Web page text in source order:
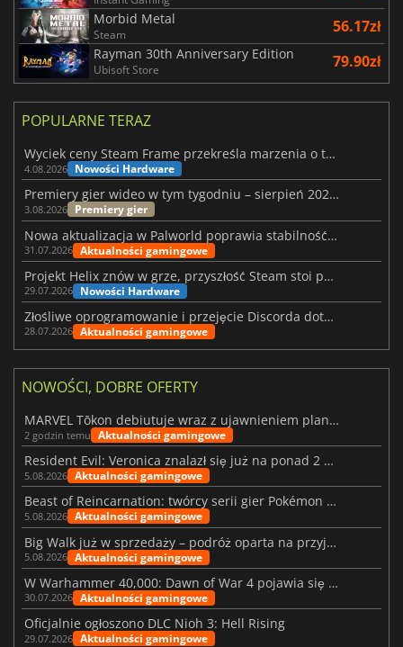
Morbid Metal
Steam 56.17zł
Rayman 30th Anniversary Edition
Ubisoft Store 79.90zł
POPULARNE TERAZ
Wyciek ceny Steam Frame przekreśla marzenia o tanim zestawie VR
4.08.2026 Nowości Hardware
Premiery gier wideo w tym tygodniu – sierpień 2026 r. (32. tydzień)
3.08.2026 Premiery gier
Nowa aktualizacja w Palworld poprawia stabilność Sunreach i walk z bossami
31.07.2026 Aktualności gamingowe
Projekt Helix znów w grze, przyszłość Steam stoi pod znakiem zapytania
29.07.2026 Nowości Hardware
Złośliwe oprogramowanie i przejęcie Discorda dotknęły Meccha Chameleon
28.07.2026 Aktualności gamingowe
NOWOŚCI, DOBRE OFERTY
MARVEL Tōkon debiutuje wraz z ujawnieniem planu rozwoju na pierwszy rok
2 godzin temu Aktualności gamingowe
Resident Evil: Veronica znalazł się już na ponad 2 milionach list życzeń
5.08.2026 Aktualności gamingowe
Beast of Reincarnation: twórcy serii gier Pokémon wkraczają na nową ścieżkę
5.08.2026 Aktualności gamingowe
Big Walk już w sprzedaży – podróż oparta na przyjaźni
5.08.2026 Aktualności gamingowe
W Warhammer 40,000: Dawn of War 4 pojawia się frakcja Nekronów
30.07.2026 Aktualności gamingowe
Oficjalnie ogłoszono DLC Nioh 3: Hell Rising
29.07.2026 Aktualności gamingowe